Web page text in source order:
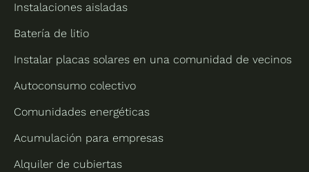
Instalaciones aisladas
Batería de litio
Instalar placas solares en una comunidad de vecinos
Autoconsumo colectivo
Comunidades energéticas
Acumulación para empresas
Alquiler de cubiertas